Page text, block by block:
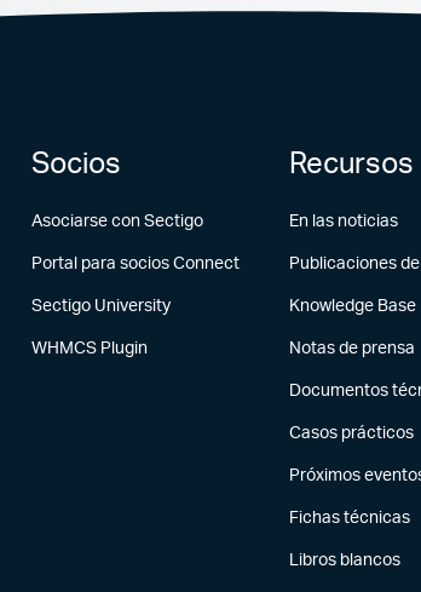
Socios
Asociarse con Sectigo
Portal para socios Connect
Sectigo University
WHMCS Plugin
Recursos
En las noticias
Publicaciones
Knowledge Base
Notas de prensa
Documentos
Casos prácticos
Próximos
Fichas técnicas
Libros blancos